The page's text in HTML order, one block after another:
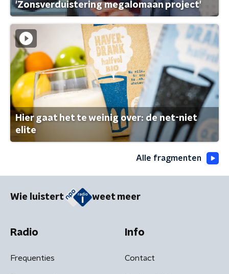
'Zonsverduistering megalomaan project'
Hier gaat het te weinig over: de net-niet
elite
Alle fragmenten
Wie luistert weet meer
Radio
Frequenties
Info
Contact